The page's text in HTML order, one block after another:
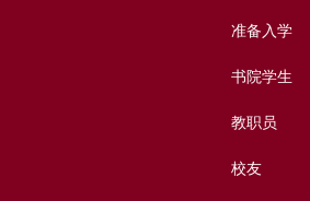
准备入学
书院学生
教职员
校友